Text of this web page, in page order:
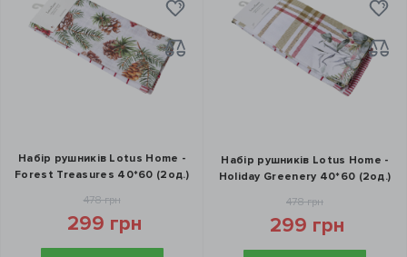
Набір рушників Lotus Home -
Forest Treasures 40*60 (2од.)
478 грн
299 грн
Набір рушників Lotus Home -
Holiday Greenery 40*60 (2од.)
478 грн
299 грн